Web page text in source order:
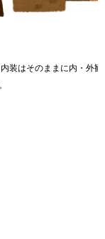
装はそのままに内・外